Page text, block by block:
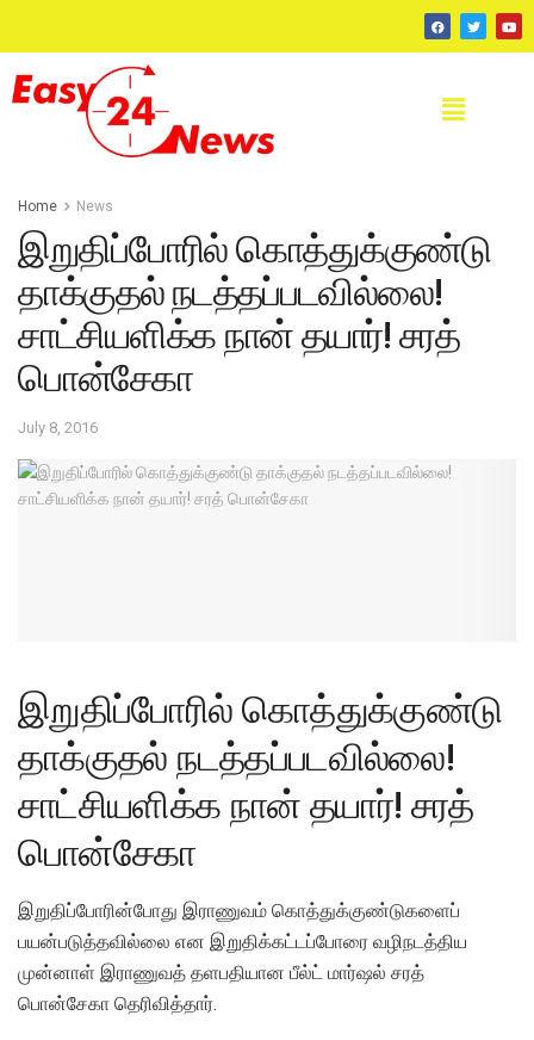
Home News
இறுதிப்போரில் கொத்துக்குண்டு
தாக்குதல் நடத்தப்படவில்லை!
சாட்சியளிக்க நான் தயார்! சரத்
பொன்சேகா
July 8, 2016
இறுதிப்போரில் கொத்துக்குண்டு
தாக்குதல் நடத்தப்படவில்லை!
சாட்சியளிக்க நான் தயார்! சரத்
பொன்சேகா
இறுதிப்போரின்போது இராணுவம் கொத்துக்குண்டுகளைப்
பயன்படுத்தவில்லை என இறுதிக்கட்டப்போரை வழிநடத்திய
முன்னாள் இராணுவத் தளபதியான பீல்ட் மார்ஷல் சரத்
பொன்சேகா தெரிவித்தார்.